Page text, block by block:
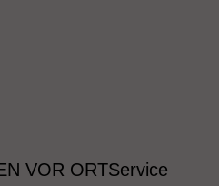
VOR ORTService